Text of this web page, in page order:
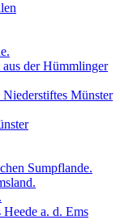
der Hümmlinger
Niederstiftes Münster
Sumpflande.
a. d. Ems